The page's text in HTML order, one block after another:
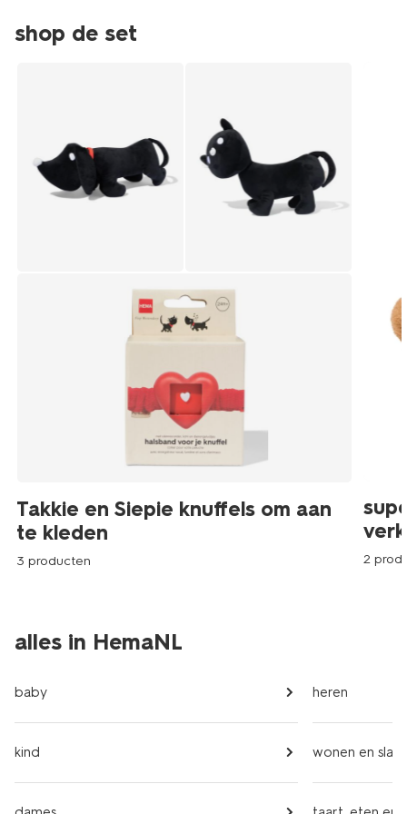
shop de set
Takkie en Siepie knuffels om aan
te kleden
3 producten 2
alles in HemaNL
baby
kind
heren
wonen en